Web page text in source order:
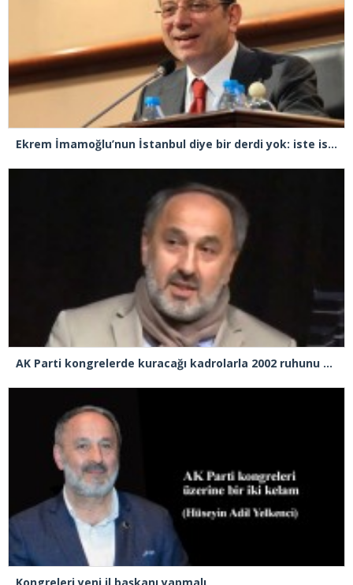
Ekrem İmamoğlu’nun İstanbul diye bir derdi yok: iste ispatı!
AK Parti kongrelerde kuracağı kadrolarla 2002 ruhunu yakalayabilecek mi?